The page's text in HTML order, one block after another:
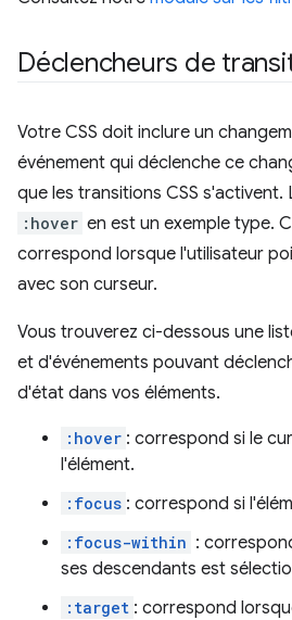
Déclencheurs de
Votre CSS doit inclure un
événement qui déclenche ce
que les transitions CSS s'activent.
:hover en est un exemple type.
correspond lorsque l'utilisateur
avec son curseur.
Vous trouverez ci-dessous une
et d'événements pouvant
d'état dans vos éléments.
:hover : correspond si le
l'élément.
:focus : correspond si
:focus-within :
ses descendants est
:target : correspond